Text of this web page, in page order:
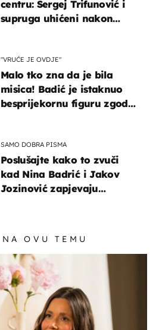
centru: Sergej Trifunović i
supruga uhićeni nakon
"VRUĆE JE OVDJE"
Malo tko zna da je bila
misica! Badić je istaknuo
besprijekornu figuru zgodne
SAMO DOBRA PISMA
Poslušajte kako to zvuči
kad Nina Badrić i Jakov
Jozinović zapjevaju
NA OVU TEMU